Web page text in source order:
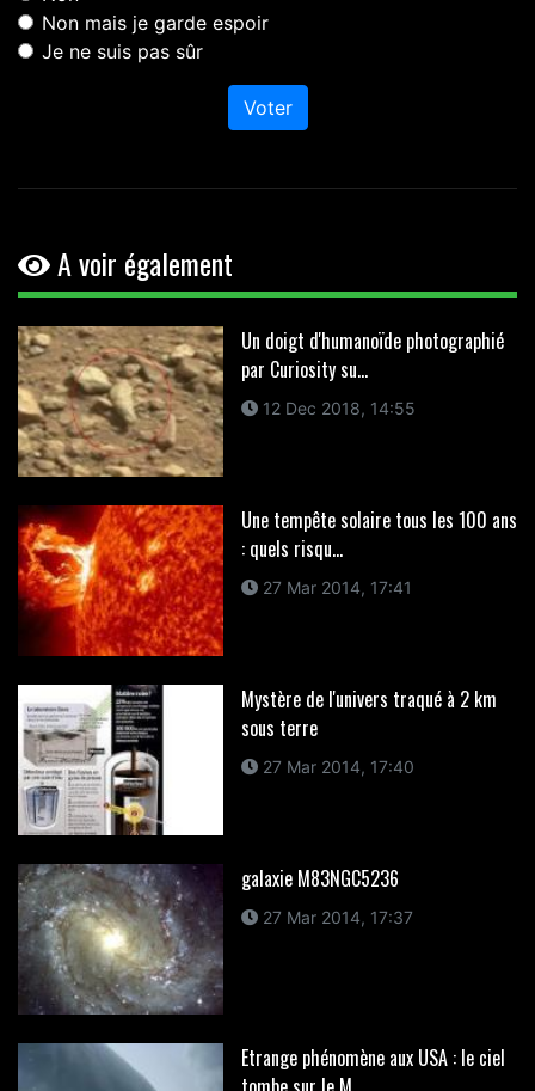
Non mais je garde espoir
Je ne suis pas sûr
Voter
A voir également
Un doigt d'humanoïde photographié
par Curiosity su...
12 Dec 2018, 14:55
Une tempête solaire tous les 100 ans
: quels risqu...
27 Mar 2014, 17:41
Mystère de l'univers traqué à 2 km
sous terre
27 Mar 2014, 17:40
galaxie M83NGC5236
27 Mar 2014, 17:37
Etrange phénomène aux USA : le ciel